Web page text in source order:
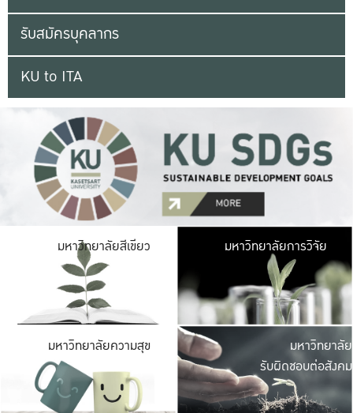
รับสมัครบุคลากร
KU to ITA
มหาวิทยาลัยสีเขียว มหาวิ
มีพื้นที่เขียวสดใส
เป็นป่าในเมือง เกษต
มหาวิทยาลัยการวิจัย
มหาวิทยาลัยความสุข มหาวิ
ค
เปิดประ
และพบเรื่องราวใ
มหาวิทยาลัย
รับผิดชอบต่อสังคม